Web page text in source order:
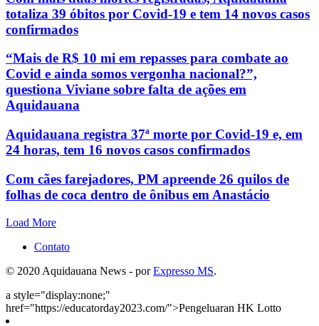
totaliza 39 óbitos por Covid-19 e tem 14 novos casos
confirmados
“Mais de R$ 10 mi em repasses para combate ao
Covid e ainda somos vergonha nacional?”,
questiona Viviane sobre falta de ações em
Aquidauana
Aquidauana registra 37ª morte por Covid-19 e, em
24 horas, tem 16 novos casos confirmados
Com cães farejadores, PM apreende 26 quilos de
folhas de coca dentro de ônibus em Anastácio
Load More
Contato
© 2020 Aquidauana News - porExpresso MS.
a style="display:none;"
href="https://educatorday2023.com/">Pengeluaran HK Lotto